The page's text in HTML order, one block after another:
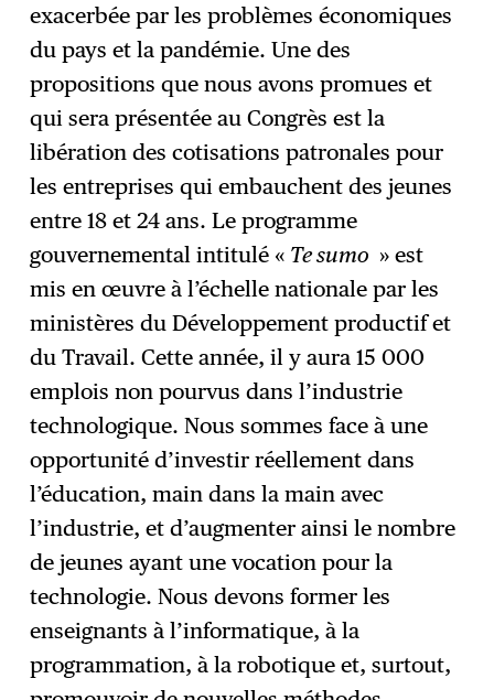
exacerbée par les problèmes économiques
du pays et la pandémie. Une des
propositions que nous avons promues et
qui sera présentée au Congrès est la
libération des cotisations patronales pour
les entreprises qui embauchent des jeunes
entre 18 et 24 ans. Le programme
gouvernemental intitulé « Te sumo » est
mis en œuvre à l’échelle nationale par les
ministères du Développement productif et
du Travail. Cette année, il y aura 15 000
emplois non pourvus dans l’industrie
technologique. Nous sommes face à une
opportunité d’investir réellement dans
l’éducation, main dans la main avec
l’industrie, et d’augmenter ainsi le nombre
de jeunes ayant une vocation pour la
technologie. Nous devons former les
enseignants à l’informatique, à la
programmation, à la robotique et, surtout,